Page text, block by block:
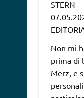
STERN
Non mi
prima di
Merz, e